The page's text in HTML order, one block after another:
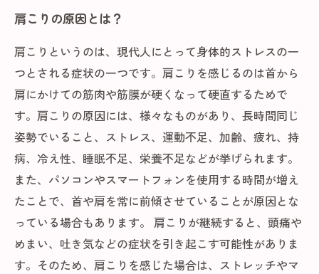
肩こりの原因とは？
肩こりというのは、現代人にとって身体的ストレスの一
つとされる症状の一つです。肩こりを感じるのは首から
肩にかけての筋肉や筋膜が硬くなって硬直するためで
す。肩こりの原因には、様々なものがあり、長時間同じ
姿勢でいること、ストレス、運動不足、加齢、疲れ、持
病、冷え性、睡眠不足、栄養不足などが挙げられます。
また、パソコンやスマートフォンを使用する時間が増え
たことで、首や肩を常に前傾させていることが原因とな
っている場合もあります。 肩こりが継続すると、頭痛や
めまい、吐き気などの症状を引き起こす可能性がありま
す。そのため、肩こりを感じた場合は、ストレッチやマ